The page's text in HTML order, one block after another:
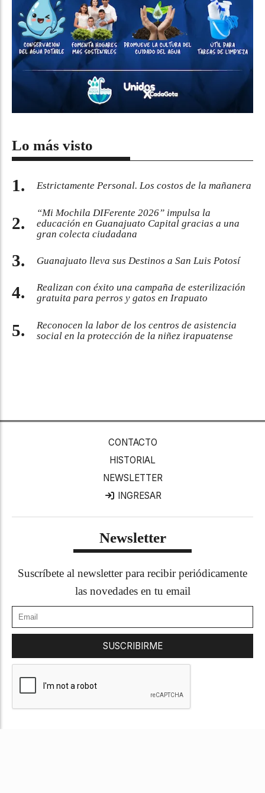
Lo más visto
Estrictamente Personal. Los costos de la mañanera
“Mi Mochila DIFerente 2026” impulsa la
educación en Guanajuato Capital gracias a una
gran colecta ciudadana
Guanajuato lleva sus Destinos a San Luis Potosí
Realizan con éxito una campaña de esterilización
gratuita para perros y gatos en Irapuato
Reconocen la labor de los centros de asistencia
social en la protección de la niñez irapuatense
CONTACTO
HISTORIAL
NEWSLETTER
INGRESAR
Newsletter
Suscríbete al newsletter para recibir periódicamente
las novedades en tu email
SUSCRIBIRME